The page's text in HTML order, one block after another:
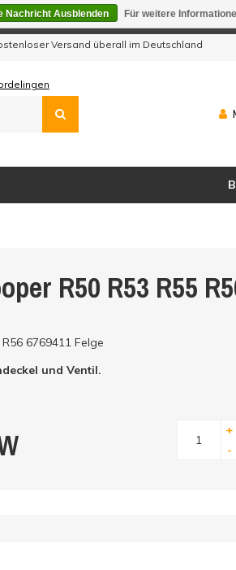
Versand überall im Deutschland
R50 R53 R55
6769411 Felge
und Ventil.
+
-
Nachricht Ausblenden Für weitere
Aufgegebene Bestellungen werden